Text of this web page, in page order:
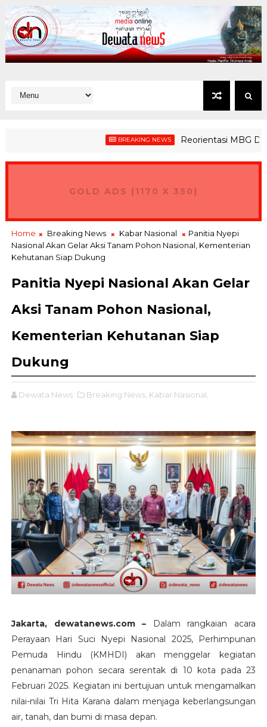
BREAKING NEWS Reorientasi MBG Demi
GOLD ADS (1170 X 350)
Home Breaking News Kabar Nasional
Panitia Nyepi
Nasional Akan Gelar Aksi Tanam Pohon Nasional, Kementerian
Kehutanan Siap Dukung
Panitia Nyepi Nasional Akan Gelar
Aksi Tanam Pohon Nasional,
Kementerian Kehutanan Siap
Dukung
Dewata News Breaking News, Kabar Nasional,
Jakarta, dewatanews.com – Dalam rangkaian acara
Perayaan Hari Suci Nyepi Nasional 2025, Perhimpunan
Pemuda Hindu (KMHDI) akan menggelar kegiatan
penanaman pohon secara serentak di 10 kota pada 23
Februari 2025. Kegiatan ini bertujuan untuk mengamalkan
nilai-nilai Tri Hita Karana dalam menjaga keberlangsungan
air, tanah, dan bumi di masa depan.